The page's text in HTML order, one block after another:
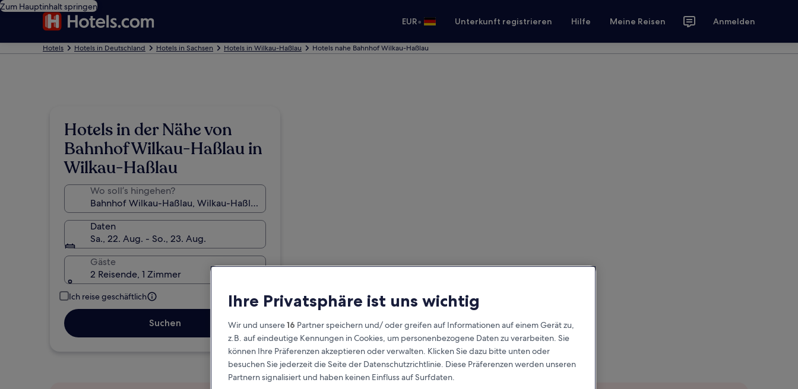
Zum Hauptinhalt springen
EUR• Unterkunft registrieren Hilfe Meine Reisen Anmelden
Hotels Hotels in Deutschland Hotels in Sachsen Hotels in Wilkau-Haßlau Hotels nahe Bahnhof Wilkau-Haßlau
Hotels in der Nähe von
Bahnhof Wilkau-Haßlau in
Wilkau-Haßlau
Wo soll’s hingehen?
Daten
Sa., 22. Aug. - So., 23. Aug.
Gäste
2 Reisende, 1 Zimmer
Ich reise geschäftlich
Suchen
Ihre Privatsphäre ist uns wichtig
Wir und unsere16 Partner speichern und/ oder greifen auf Informationen auf einem Gerät zu,
z.B. auf eindeutige Kennungen in Cookies, um personenbezogene Daten zu verarbeiten. Sie
können Ihre Präferenzen akzeptieren oder verwalten. Klicken Sie dazu bitte unten oder
besuchen Sie jederzeit die Seite der Datenschutzrichtlinie. Diese Präferenzen werden unseren
Partnern signalisiert und haben keinen Einfluss auf Surfdaten.